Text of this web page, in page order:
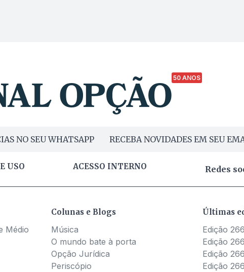
50 ANOS
NO SEU WHATSAPP RECEBA NOVIDADES EM SEU
USO ACESSO INTERNO Redes
Médio
Colunas e Blogs
Música
O mundo bate à porta
Opção Jurídica
Periscópio
Últimas
Edição
Edição
Edição
Edição